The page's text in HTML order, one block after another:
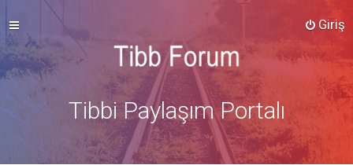
Giriş
Tibbi Paylaşım Portalı